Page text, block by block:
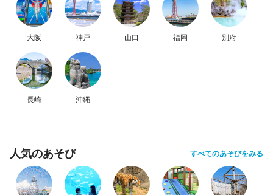
大阪 神戸 山口 福岡 別府
長崎 沖縄
人気のあそび すべてのあそびをみる